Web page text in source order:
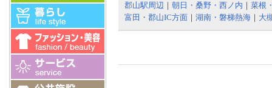
郡山駅周辺 ｜ 朝日・桑野・西ノ内 ｜ 菜根
富田・郡山IC方面 ｜ 湖南・磐梯熱海 ｜ 大